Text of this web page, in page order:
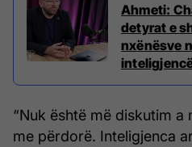
Ahmeti:
detyrat e
nxënësve
“Nuk është më diskutim
me përdorë. Inteligjenca